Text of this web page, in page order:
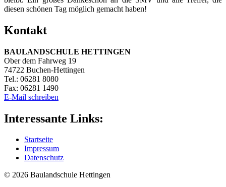
diesen schönen Tag möglich gemacht haben!
Kontakt
BAULANDSCHULE HETTINGEN
Ober dem Fahrweg 19
74722 Buchen-Hettingen
Tel.: 06281 8080
Fax: 06281 1490
E-Mail schreiben
Interessante Links:
Startseite
Impressum
Datenschutz
© 2026 Baulandschule Hettingen